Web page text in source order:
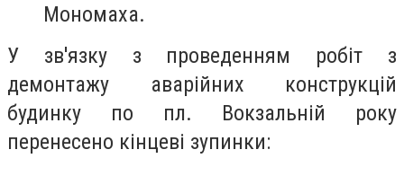
Мономаха.
У зв'язку з проведенням робіт з
демонтажу аварійних конструкцій
будинку по пл. Вокзальній року
перенесено кінцеві зупинки: